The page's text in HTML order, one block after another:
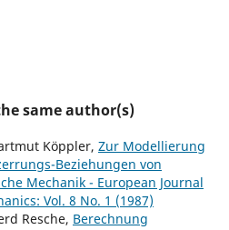
same author(s)
Köppler, Zur Modellierung
Beziehungen von
Mechanik - European Journal
Vol. 8 No. 1 (1987)
Resche, Berechnung